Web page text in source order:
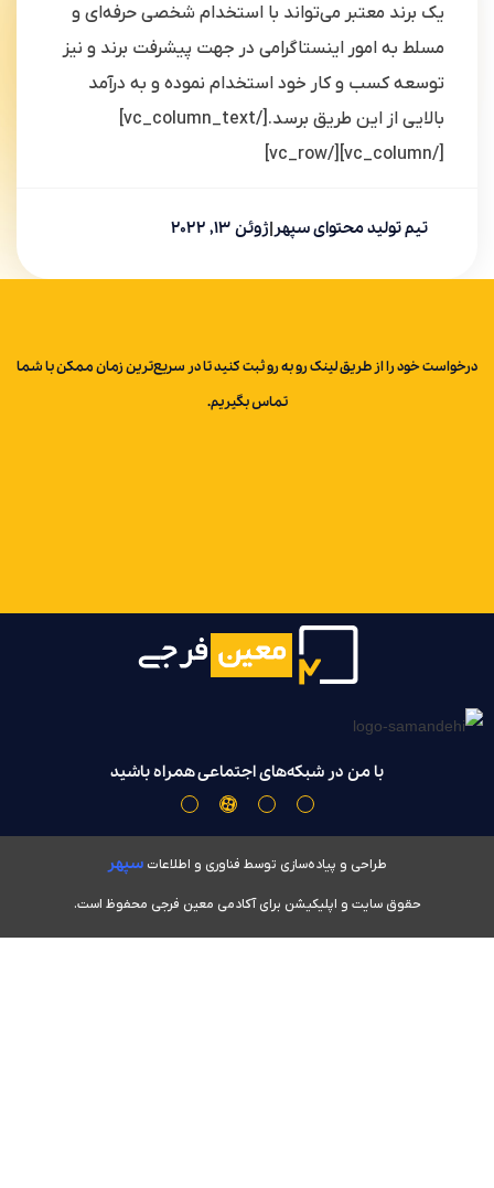
یک برند معتبر می‌تواند با استخدام شخصی حرفه‌ای و
مسلط به امور اینستاگرامی در جهت پیشرفت برند و نیز
توسعه کسب و کار خود استخدام نموده و به درآمد
بالایی از این طریق برسد.[/vc_column_text]
[/vc_column][/vc_row]
تیم تولید محتوای سپهر|ژوئن 13, 2022
درخواست خود را از طریق لینک رو به رو ثبت کنید تا در سریع‌ترین زمان ممکن با شما
تماس بگیریم.
با من در شبکه‌های اجتماعی همراه باشید
طراحی و پیاده‌سازی توسط فناوری و اطلاعات سپهر
حقوق سایت و اپلیکیشن برای آکادمی معین فرجی محفوظ است.